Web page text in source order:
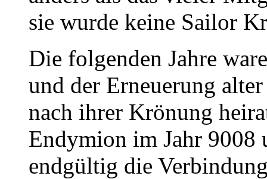
sie wurde keine Sailor
Die folgenden Jahre
und der Erneuerung
nach ihrer Krönung
Endymion im Jahr 9008
endgültig die